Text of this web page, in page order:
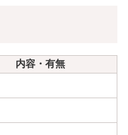
内容・有無